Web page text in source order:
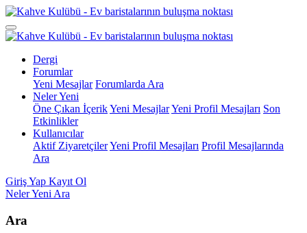
Dergi
Forumlar
Yeni Mesajlar Forumlarda Ara
Neler Yeni
Öne Çıkan İçerikYeni MesajlarYeni Profil Mesajları Son
Etkinlikler
Kullanıcılar
Aktif ZiyaretçilerYeni Profil Mesajları Profil Mesajlarında
Ara
Giriş Yap Kayıt Ol
Neler Yeni Ara
Ara